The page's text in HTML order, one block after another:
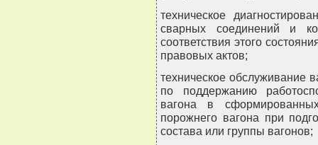
техническое
сварных соединений и
соответствия этого
правовых актов;
техническое обслуживание
по поддержанию
вагона в
порожнего вагона при
состава или группы вагонов;